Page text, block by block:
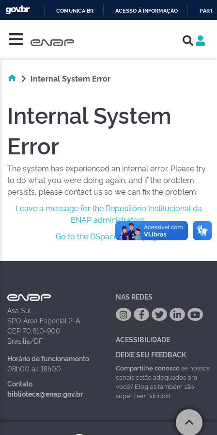
COMUNICA BR ACESSO À INFORMAÇÃO
Internal System Error
Internal System
Error
The system has experienced an internal error. Please try
to do what you were doing again, and if the problem
persists, please contact us so we can fix the problem.
Leave a message for the Repositório Institucional da
ENAP administrators.
Go to the DSpace home page
Asa Sul
SPO Área Especial 2-A
CEP 70.610-900
Brasília/DF
Horário de funcionamento
08h00 às 18h00
Contato
biblioteca@enap.gov.br
NAS REDES
ACESSIBILIDADE
DEIXE SEU FEEDBACK
Compartilhe conoscose nossos
canais estão adequados pra
você? Elogios também são
super bem vindos!